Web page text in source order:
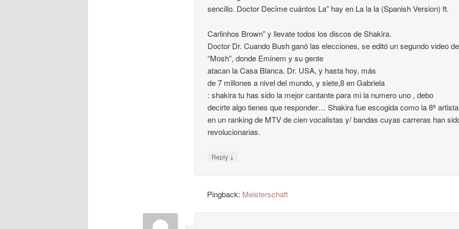
sencillo. Doctor Decime cuántos La” hay en La la la (Spanish Version) ft.
Carlinhos Brown” y llevate todos los discos de Shakira.
Doctor Dr. Cuando Bush ganó las elecciones, se editó un segundo video de
“Mosh”, donde Eminem y su gente
atacan la Casa Blanca. Dr. USA, y hasta hoy, más
de 7 millones a nivel del mundo, y siete,8 en Gabriela
: shakira tu has sido la mejor cantante para mi la numero uno , debo
decirte algo tienes que responder… Shakira fue escogida como la 8ª artista
en un ranking de MTV de cien vocalistas y/ bandas cuyas carreras han
revolucionarias.
Reply ↓
Pingback: Meisterschaft